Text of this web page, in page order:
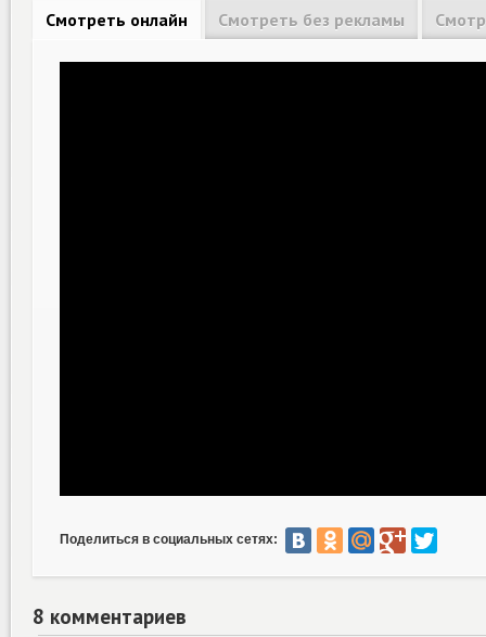
Смотреть онлайн Смотреть без рекламы
Поделиться в социальных сетях:
8 комментариев